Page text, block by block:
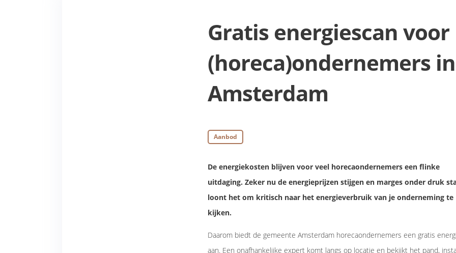
Gratis energiescan voor
(horeca)ondernemers in
Amsterdam
Aanbod
De energiekosten blijven voor veel horecaondernemers een flinke
uitdaging. Zeker nu de energieprijzen stijgen en marges onder druk
loont het om kritisch naar het energieverbruik van je onderneming te
kijken.
Daarom biedt de gemeente Amsterdam horecaondernemers een gratis
aan. Een onafhankelijke expert komt langs op locatie en bekijkt het pand,